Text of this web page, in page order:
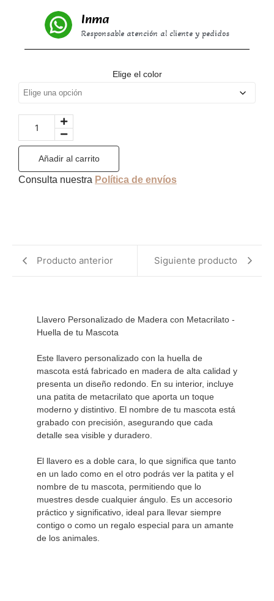
Inma
Responsable atención al cliente y pedidos
Elige el color
Añadir al carrito
Consulta nuestra Política de envíos
Producto anterior Siguiente producto
Llavero Personalizado de Madera con Metacrilato -
Huella de tu Mascota
Este llavero personalizado con la huella de
mascota está fabricado en madera de alta calidad y
presenta un diseño redondo. En su interior, incluye
una patita de metacrilato que aporta un toque
moderno y distintivo. El nombre de tu mascota está
grabado con precisión, asegurando que cada
detalle sea visible y duradero.
El llavero es a doble cara, lo que significa que tanto
en un lado como en el otro podrás ver la patita y el
nombre de tu mascota, permitiendo que lo
muestres desde cualquier ángulo. Es un accesorio
práctico y significativo, ideal para llevar siempre
contigo o como un regalo especial para un amante
de los animales.